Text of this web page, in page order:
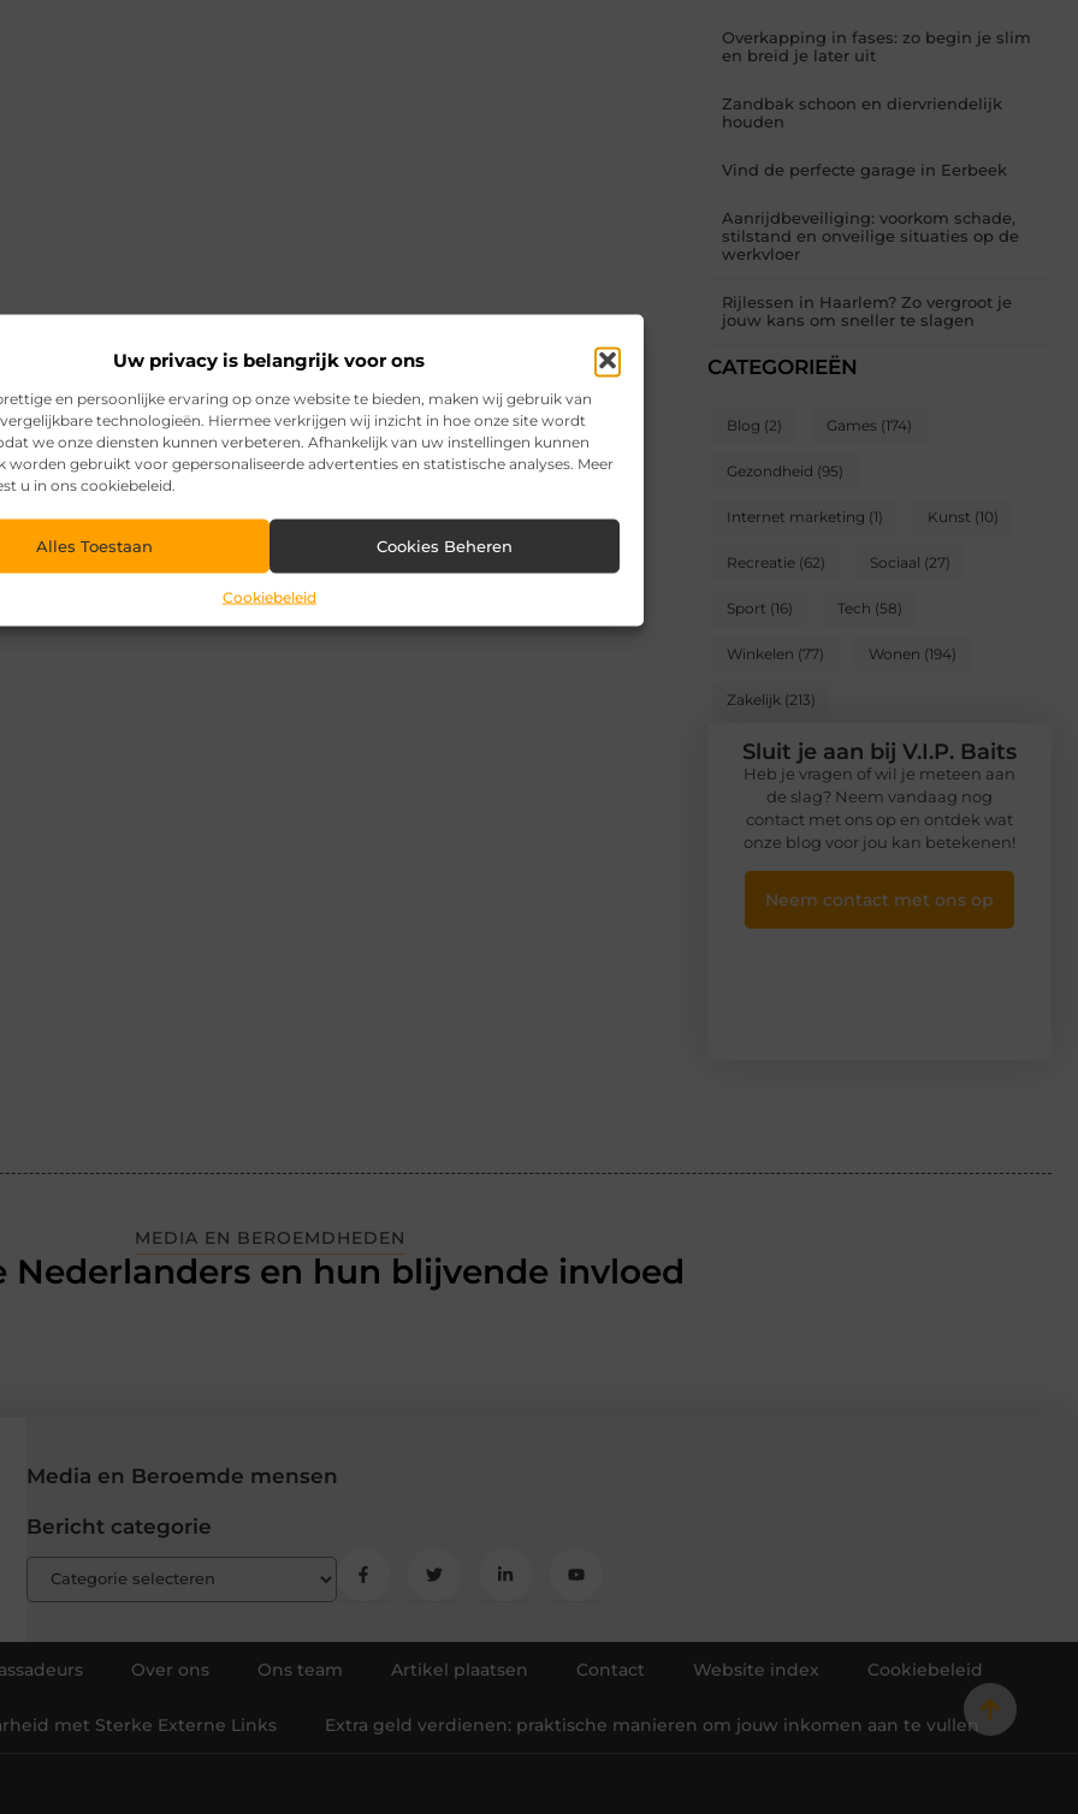
Uw privacy is belangrijk voor ons
en persoonlijke ervaring op onze website te bieden, maken wij gebruik van
technologieën. Hiermee verkrijgen wij inzicht in hoe onze site wordt
we onze diensten kunnen verbeteren. Afhankelijk van uw instellingen kunnen
worden gebruikt voor gepersonaliseerde advertenties en statistische analyses. Meer
u in ons cookiebeleid.
Alles Toestaan Cookies Beheren
Cookiebeleid
Overkapping in fases: zo begin je slim
en breid je later uit
Zandbak schoon en diervriendelijk
houden
Vind de perfecte garage in Eerbeek
Aanrijdbeveiliging: voorkom schade,
stilstand en onveilige situaties op de
werkvloer
Rijlessen in Haarlem? Zo vergroot je
jouw kans om sneller te slagen
CATEGORIEËN
Blog (2) Games (174)
Gezondheid (95)
Internet marketing (1) Kunst (10)
Recreatie (62) Sociaal (27)
Sport (16) Tech (58)
Winkelen (77) Wonen (194)
Zakelijk (213)
Sluit je aan bij V.I.P. Baits
Heb je vragen of wil je meteen aan
de slag? Neem vandaag nog
contact met ons op en ontdek wat
onze blog voor jou kan betekenen!
Neem contact met ons op
MEDIA EN BEROEMDHEDEN
Nederlanders en hun blijvende invloed
Media en Beroemde mensen
Bericht categorie
Over ons Ons team Artikel plaatsen Contact Website index Cookiebeleid
met Sterke Externe Links Extra geld verdienen: praktische manieren om jouw inkomen aan te vullen